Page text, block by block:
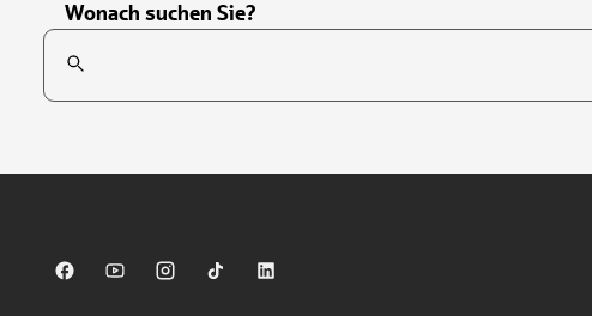
Wonach suchen Sie?
Suchfeld
Sparkasse auf Facebook
Sparkasse auf Youtube
Sparkasse auf Instagram
Sparkasse auf TikTok
Sparkasse auf LinkedIn